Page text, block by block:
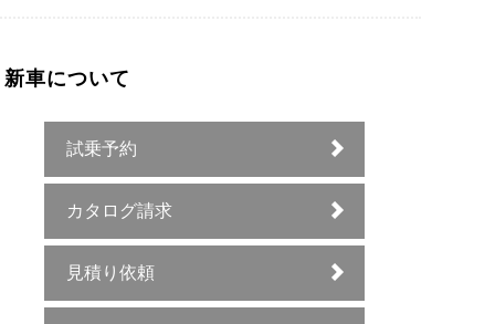
新車について
試乗予約
カタログ請求
見積り依頼